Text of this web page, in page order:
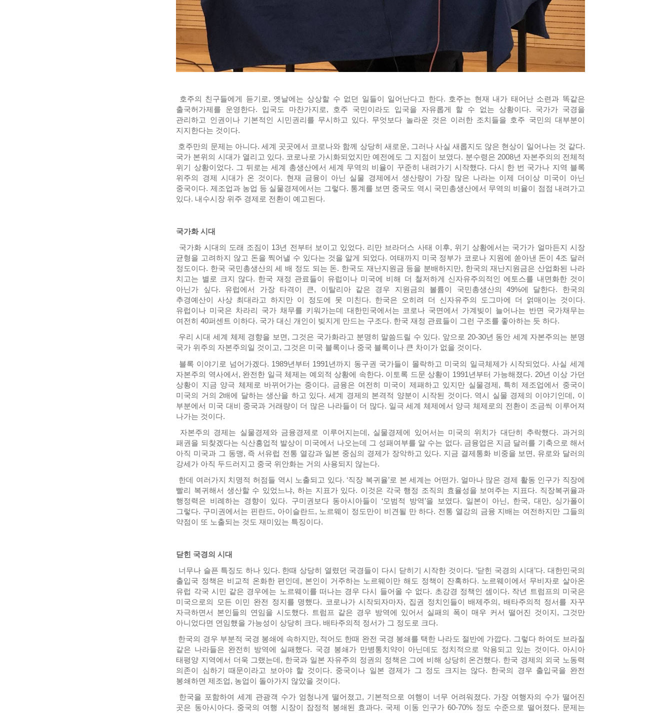
호주의 친구들에게 듣기로, 옛날에는 상상할 수 없던 일들이 일어난다고 한다. 호주는 현재 내가 태어난 소련과 똑같은
출국허가제를 운영한다. 입국도 마찬가지로, 호주 국민이라도 입국을 자유롭게 할 수 없는 상황이다. 국가가 국경을
관리하고 인권이나 기본적인 시민권리를 무시하고 있다. 무엇보다 놀라운 것은 이러한 조치들을 호주 국민의 대부분이
지지한다는 것이다.
호주만의 문제는 아니다. 세계 곳곳에서 코로나와 함께 상당히 새로운, 그러나 사실 새롭지도 않은 현상이 일어나는 것 같다.
국가 본위의 시대가 열리고 있다. 코로나로 가시화되었지만 예전에도 그 지점이 보였다. 분수령은 2008년 자본주의의 전체적
위기 상황이었다. 그 뒤로는 세계 총생산에서 세계 무역의 비율이 꾸준히 내려가기 시작했다. 다시 한 번 국가나 지역 블록
위주의 경제 시대가 온 것이다. 현재 금융이 아닌 실물 경제에서 생산량이 가장 많은 나라는 이제 더이상 미국이 아닌
중국이다. 제조업과 농업 등 실물경제에서는 그렇다. 통계를 보면 중국도 역시 국민총생산에서 무역의 비율이 점점 내려가고
있다. 내수시장 위주 경제로 전환이 예고된다.
국가화 시대
국가화 시대의 도래 조짐이 13년 전부터 보이고 있었다. 리만 브라더스 사태 이후, 위기 상황에서는 국가가 얼마든지 시장
균형을 고려하지 않고 돈을 찍어낼 수 있다는 것을 알게 되었다. 여태까지 미국 정부가 코로나 지원에 쏟아낸 돈이 4조 달러
정도이다. 한국 국민총생산의 세 배 정도 되는 돈. 한국도 재난지원금 등을 분배하지만, 한국의 재난지원금은 산업화된 나라
치고는 별로 크지 않다. 한국 재정 관료들이 유럽이나 미국에 비해 더 철저하게 신자유주의적인 에토스를 내면화한 것이
아닌가 싶다. 유럽에서 가장 타격이 큰, 이탈리아 같은 경우 지원금의 볼륨이 국민총생산의 49%에 달한다. 한국의
추경예산이 사상 최대라고 하지만 이 정도에 못 미친다. 한국은 오히려 더 신자유주의 도그마에 더 얽매이는 것이다.
유럽이나 미국은 차라리 국가 채무를 키워가는데 대한민국에서는 코로나 국면에서 가계빚이 늘어나는 반면 국가채무는
여전히 40퍼센트 이하다. 국가 대신 개인이 빚지게 만드는 구조다. 한국 재정 관료들이 그런 구조를 좋아하는 듯 하다.
우리 시대 세계 체제 경향을 보면, 그것은 국가화라고 분명히 말씀드릴 수 있다. 앞으로 20-30년 동안 세계 자본주의는 분명
국가 위주의 자본주의일 것이고, 그것은 미국 블록이나 중국 블록이나 큰 차이가 없을 것이다.
블록 이야기로 넘어가겠다. 1989년부터 1991년까지 동구권 국가들이 몰락하고 미국의 일극체제가 시작되었다. 사실 세계
자본주의 역사에서, 완전한 일극 체제는 예외적 상황에 속한다. 이토록 드문 상황이 1991년부터 가능해졌다. 20년 이상 가던
상황이 지금 양극 체제로 바뀌어가는 중이다. 금융은 여전히 미국이 제패하고 있지만 실물경제, 특히 제조업에서 중국이
미국의 거의 2배에 달하는 생산을 하고 있다. 세계 경제의 본격적 양분이 시작된 것이다. 역시 실물 경제의 이야기인데, 이
부분에서 미국 대비 중국과 거래량이 더 많은 나라들이 더 많다. 일극 세계 체제에서 양극 체제로의 전환이 조금씩 이루어져
나가는 것이다.
자본주의 경제는 실물경제와 금융경제로 이루어지는데, 실물경제에 있어서는 미국의 위치가 대단히 추락했다. 과거의
패권을 되찾겠다는 식산흥업적 발상이 미국에서 나오는데 그 성패여부를 알 수는 없다. 금융업은 지금 달러를 기축으로 해서
아직 미국과 그 동맹, 즉 서유럽 전통 열강과 일본 중심의 경제가 장악하고 있다. 지금 결제통화 비중을 보면, 유로와 달러의
강세가 아직 두드러지고 중국 위안화는 거의 사용되지 않는다.
한데 여러가지 치명적 허점들 역시 노출되고 있다. ‘직장 복귀율’로 본 세계는 어떤가. 얼마나 많은 경제 활동 인구가 직장에
빨리 복귀해서 생산할 수 있었느냐, 하는 지표가 있다. 이것은 각국 행정 조직의 효율성을 보여주는 지표다. 직장복귀율과
행정력은 비례하는 경향이 있다. 구미권보다 동아시아들이 ‘모범적 방역’을 보였다. 일본이 아닌, 한국, 대만, 싱가폴이
그렇다. 구미권에서는 핀란드, 아이슬란드, 노르웨이 정도만이 비견될 만 하다. 전통 열강의 금융 지배는 여전하지만 그들의
약점이 또 노출되는 것도 재미있는 특징이다.
닫힌 국경의 시대
너무나 슬픈 특징도 하나 있다. 한때 상당히 열렸던 국경들이 다시 닫히기 시작한 것이다. ‘닫힌 국경의 시대’다. 대한민국의
출입국 정책은 비교적 온화한 편인데, 본인이 거주하는 노르웨이만 해도 정책이 잔혹하다. 노르웨이에서 무비자로 살아온
유럽 각국 시민 같은 경우에는 노르웨이를 떠나는 경우 다시 들어올 수 없다. 초강경 정책인 셈이다. 작년 트럼프의 미국은
미국으로의 모든 이민 완전 정지를 명했다. 코로나가 시작되자마자, 집권 정치인들이 배제주의, 배타주의적 정서를 자꾸
자극하면서 본인들의 연임을 시도했다. 트럼프 같은 경우 방역에 있어서 실패의 폭이 매우 커서 떨어진 것이지, 그것만
아니었다면 연임했을 가능성이 상당히 크다. 배타주의적 정서가 그 정도로 크다.
한국의 경우 부분적 국경 봉쇄에 속하지만, 적어도 한때 완전 국경 봉쇄를 택한 나라도 절반에 가깝다. 그렇다 하여도 브라질
같은 나라들은 완전히 방역에 실패했다. 국경 봉쇄가 만병통치약이 아닌데도 정치적으로 악용되고 있는 것이다. 아시아
태평양 지역에서 더욱 그랬는데, 한국과 일본 자유주의 정권의 정책은 그에 비해 상당히 온건했다. 한국 경제의 외국 노동력
의존이 심하기 때문이라고 보아야 할 것이다. 중국이나 일본 경제가 그 정도 크지는 않다. 한국의 경우 출입국을 완전
봉쇄하면 제조업, 농업이 돌아가지 않았을 것이다.
한국을 포함하여 세계 관광객 수가 엄청나게 떨어졌고, 기본적으로 여행이 너무 어려워졌다. 가장 여행자의 수가 떨어진
곳은 동아시아다. 중국의 여행 시장이 잠정적 봉쇄된 효과다. 국제 이동 인구가 60-70% 정도 수준으로 떨어졌다. 문제는